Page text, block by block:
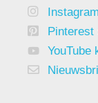
Pinterest
YouTube